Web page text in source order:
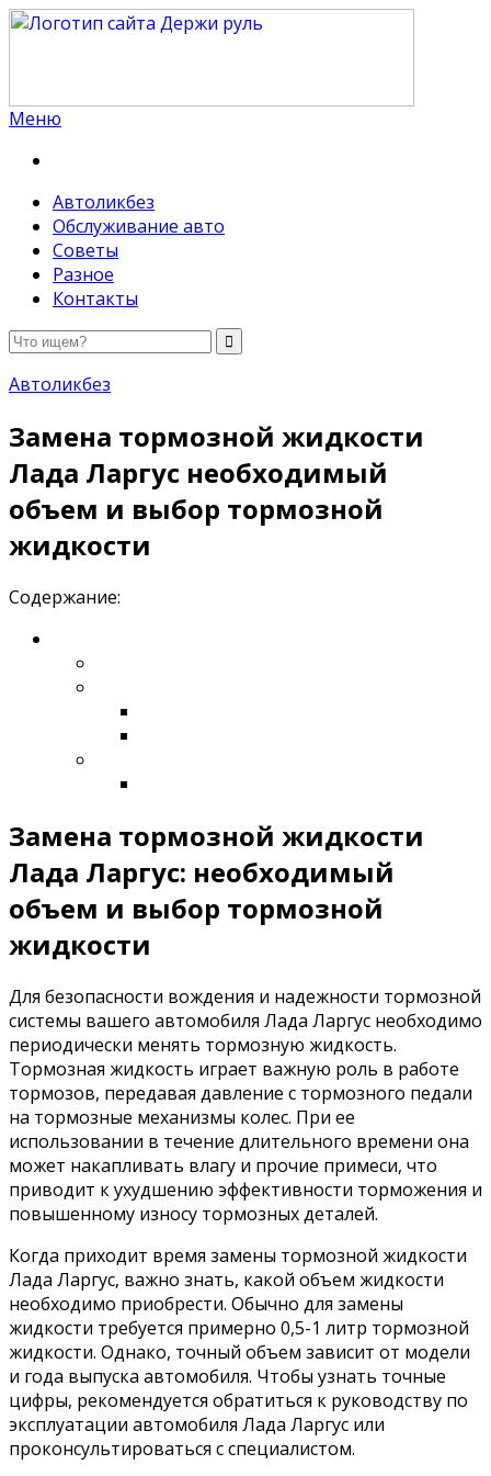
Меню
Автоликбез
Обслуживание авто
Советы
Разное
Контакты
Автоликбез
Замена тормозной жидкости
Лада Ларгус необходимый
объем и выбор тормозной
жидкости
Содержание:
Замена тормозной жидкости
Лада Ларгус: необходимый
объем и выбор тормозной
жидкости
Для безопасности вождения и надежности тормозной
системы вашего автомобиля Лада Ларгус необходимо
периодически менять тормозную жидкость.
Тормозная жидкость играет важную роль в работе
тормозов, передавая давление с тормозного педали
на тормозные механизмы колес. При ее
использовании в течение длительного времени она
может накапливать влагу и прочие примеси, что
приводит к ухудшению эффективности торможения и
повышенному износу тормозных деталей.
Когда приходит время замены тормозной жидкости
Лада Ларгус, важно знать, какой объем жидкости
необходимо приобрести. Обычно для замены
жидкости требуется примерно 0,5-1 литр тормозной
жидкости. Однако, точный объем зависит от модели
и года выпуска автомобиля. Чтобы узнать точные
цифры, рекомендуется обратиться к руководству по
эксплуатации автомобиля Лада Ларгус или
проконсультироваться с специалистом.